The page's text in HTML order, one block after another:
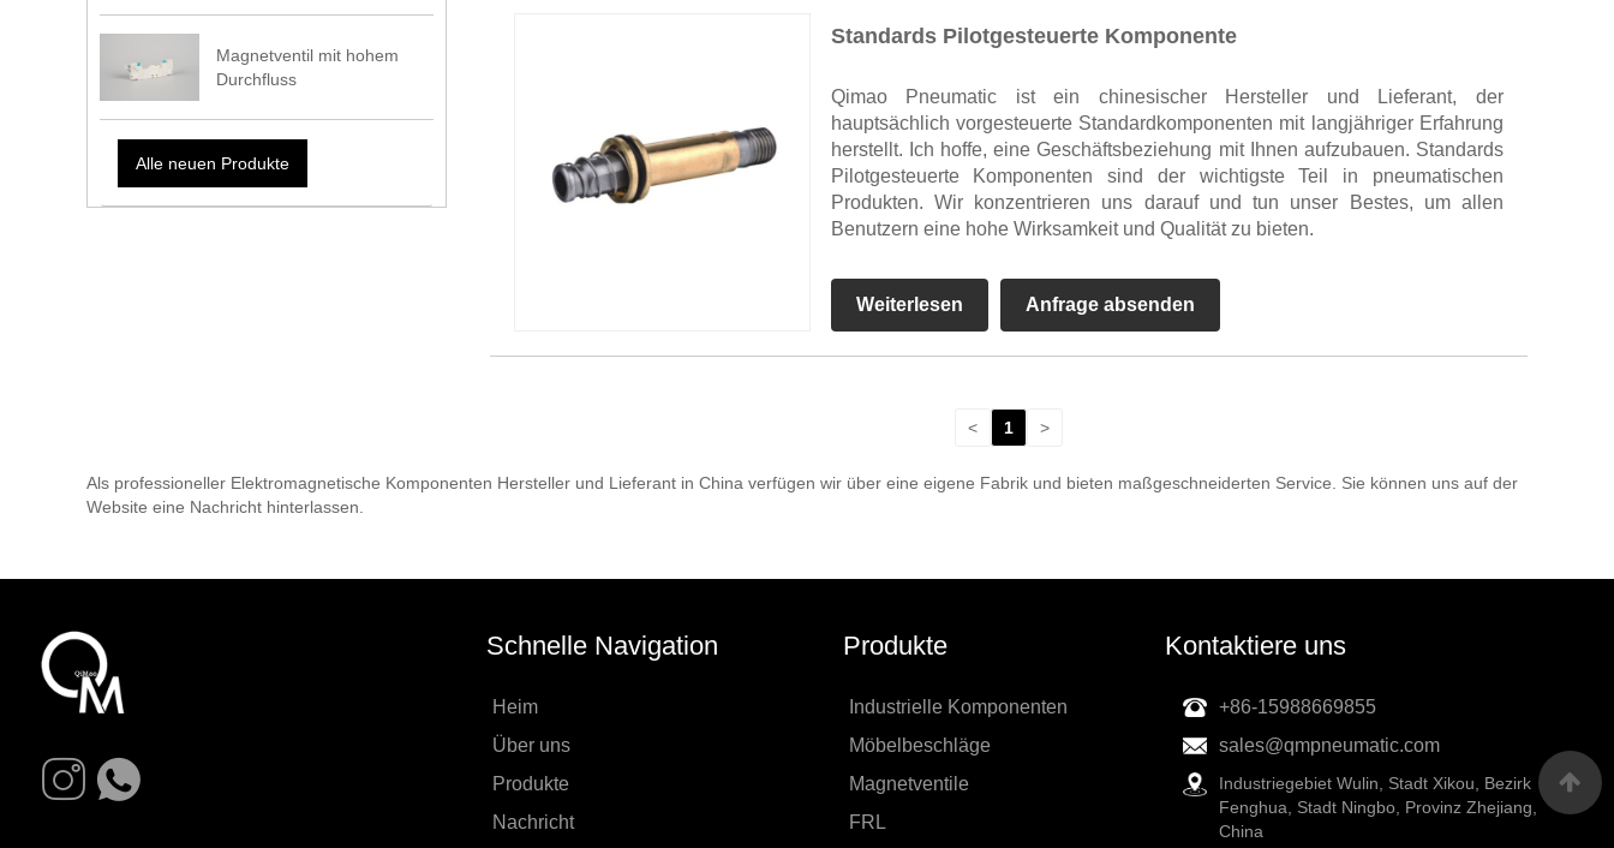
Magnetventil mit hohem
Durchfluss
Alle neuen Produkte
Standards Pilotgesteuerte Komponente
Qimao Pneumatic ist ein chinesischer Hersteller und Lieferant, der
hauptsächlich vorgesteuerte Standardkomponenten mit langjähriger Erfahrung
herstellt. Ich hoffe, eine Geschäftsbeziehung mit Ihnen aufzubauen. Standards
Pilotgesteuerte Komponenten sind der wichtigste Teil in pneumatischen
Produkten. Wir konzentrieren uns darauf und tun unser Bestes, um allen
Benutzern eine hohe Wirksamkeit und Qualität zu bieten.
Weiterlesen Anfrage absenden
< 1 >
Als professioneller Elektromagnetische Komponenten Hersteller und Lieferant in China verfügen wir über eine eigene Fabrik und bieten maßgeschneiderten Service. Sie können uns auf der
Website eine Nachricht hinterlassen.
Schnelle Navigation
Heim
Über uns
Produkte
Nachricht
Produkte
Industrielle Komponenten
Möbelbeschläge
Magnetventile
FRL
Kontaktiere uns
+86-15988669855
sales@qmpneumatic.com
Industriegebiet Wulin, Stadt Xikou, Bezirk
Fenghua, Stadt Ningbo, Provinz Zhejiang,
China